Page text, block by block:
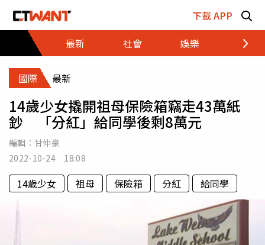
下載 APP
最新
社會 娛樂 財經
國際 最新
14歲少女撬開祖母保險箱竊走43萬紙
鈔 「分紅」給同學後剩8萬元
編輯： 甘仲豪
2022-10-24 18:08
14歲少女 祖母 保險箱 分紅 給同學